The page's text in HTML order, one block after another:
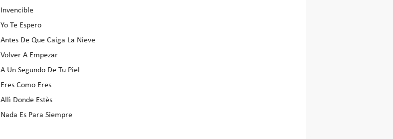
Invencible
Yo Te Espero
Antes De Que Caiga La Nieve
Volver A Empezar
A Un Segundo De Tu Piel
Eres Como Eres
Allì Donde Estès
Nada Es Para Siempre